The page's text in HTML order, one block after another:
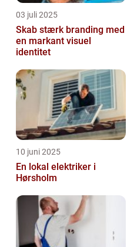
03 juli 2025
Skab stærk branding med
en markant visuel
identitet
10 juni 2025
En lokal elektriker i
Hørsholm